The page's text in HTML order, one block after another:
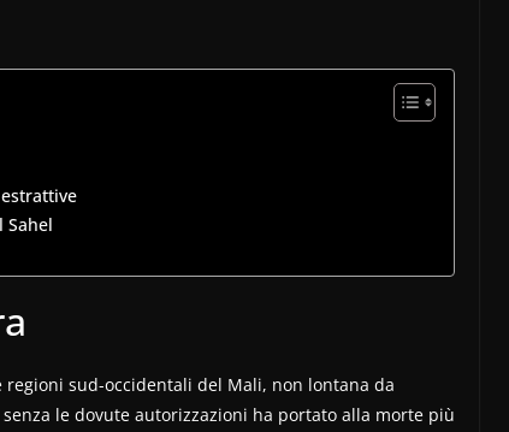
Sahel
sud-occidentali del Mali, non lontana da
le dovute autorizzazioni ha portato alla morte più